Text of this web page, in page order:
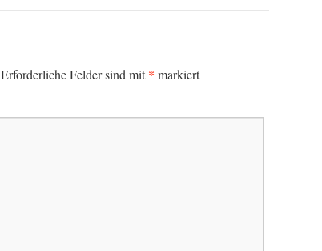
Erforderliche Felder sind mit* markiert